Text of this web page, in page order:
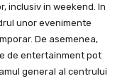
inclusiv in weekend. In
unor evenimente
De asemenea,
de entertainment pot
general al centrului